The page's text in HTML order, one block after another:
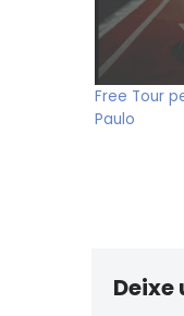
Free Tour
Paulo